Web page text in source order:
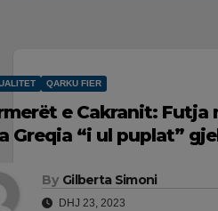
QARKU FIER
e Cakranit:
Greqia “i ul puplat”
By Gilberta Simoni
DHJ 23, 2023